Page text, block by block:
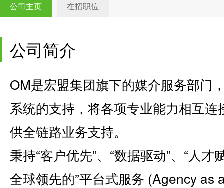
公司主页 在招职位
公司简介
OM是宏盟集团旗下的媒介服务部门
系统的支持，将各项专业能力相互
供全链路业务支持。
秉持“客户优先”、“数据驱动”、“人
全球领先的”平台式服务 (Agency as